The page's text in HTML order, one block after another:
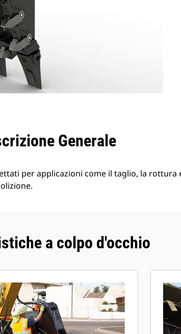
Generale
per applicazioni come il taglio, la rottura
a colpo d'occhio